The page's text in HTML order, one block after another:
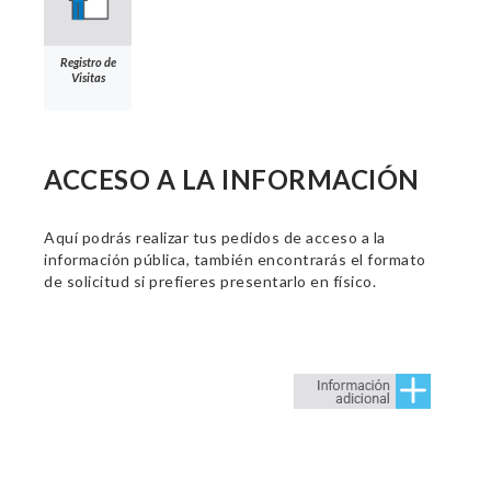
Registro de
Visitas
ACCESO A LA INFORMACIÓN
Aquí podrás realizar tus pedidos de acceso a la
información pública, también encontrarás el formato
de solicitud si prefieres presentarlo en físico.